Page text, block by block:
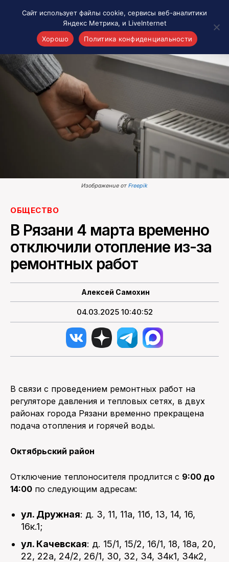
Акценты
Материалы о Рязани и области
Проекты 7 инфо
Здоровье
Интересное
Новости кино и ТВ
Новости мира
О НАС
ПОИСК ПО САЙТУ
Изображение от Freepik
ОБЩЕСТВО
В Рязани 4 марта временно
отключили отопление из-за
ремонтных работ
Алексей Самохин
04.03.2025 10:40:52
В связи с проведением ремонтных работ на
регуляторе давления и тепловых сетях, в двух
районах города Рязани временно прекращена
подача отопления и горячей воды.
Октябрьский район
Отключение теплоносителя продлится с 9:00 до
14:00 по следующим адресам:
ул. Дружная: д. 3, 11, 11а, 11б, 13, 14, 16,
16к.1;
ул. Качевская: д. 15/1, 15/2, 16/1, 18, 18а, 20,
22, 22а, 24/2, 26/1, 30, 32, 34, 34к1, 34к2,
Сайт использует файлы cookie, сервисы веб-аналитики
Яндекс Метрика, и LiveInternet
Хорошо
Политика конфиденциальности